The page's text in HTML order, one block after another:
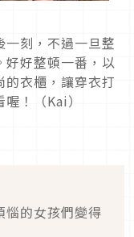
刻，不過一旦整
好好整頓一番，以
衣櫃，讓穿衣打
！（Kai）
惱的女孩們變得